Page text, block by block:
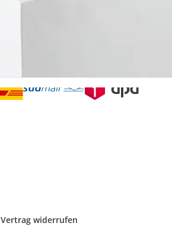
Vertrag widerrufen